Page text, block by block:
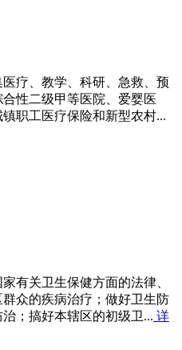
疗、教学、科研、急救、预
性二级甲等医院、爱婴医
职工医疗保险和新型农村...
有关卫生保健方面的法律、
众的疾病治疗；做好卫生防
；搞好本辖区的初级卫... 详